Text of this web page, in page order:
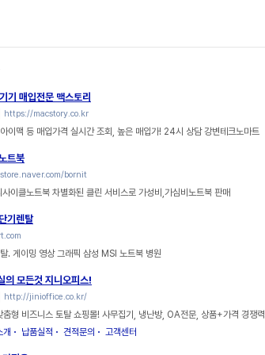
기 매입전문 맥스토리
https://macstory.co.kr
이맥 등 매입가격 실시간 조회, 높은 매입가! 24시 상담 강변테크노마트
트북
bornit
이클노트북 차별화된 클린 서비스로 가성비,가심비노트북 판매
기렌탈
. 게이밍 영상 그래픽 삼성 MSI 노트북 병원
의 모든것 지니오피스!
http://jinioffice.co.kr/
춤형 비즈니스 토탈 쇼핑몰! 사무집기, 냉난방, OA전문, 상품+가격 경쟁력
개
납품실적 견적문의 고객센터